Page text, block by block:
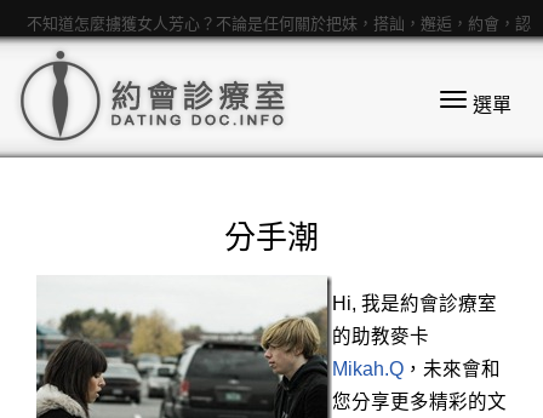
不知道怎麼擄獲女人芳心？不論是任何關於把妹，搭訕，邂逅，約會，認
識女孩，親熱，追女生等話題都歡迎來提問
選單
分手潮
Hi, 我是約會診療室
的助教麥卡
Mikah.Q ，未來會和
您分享更多精彩的文